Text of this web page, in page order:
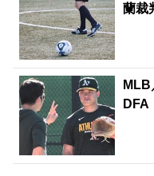
蘭裁
MLB
DFA